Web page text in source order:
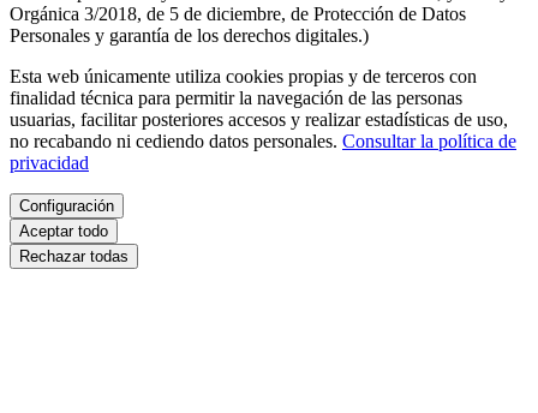
Orgánica 3/2018, de 5 de diciembre, de Protección de Datos
Personales y garantía de los derechos digitales.)
Esta web únicamente utiliza cookies propias y de terceros con
finalidad técnica para permitir la navegación de las personas
usuarias, facilitar posteriores accesos y realizar estadísticas de uso,
no recabando ni cediendo datos personales. Consultar la política de
privacidad
Configuración
Aceptar todo
Rechazar todas